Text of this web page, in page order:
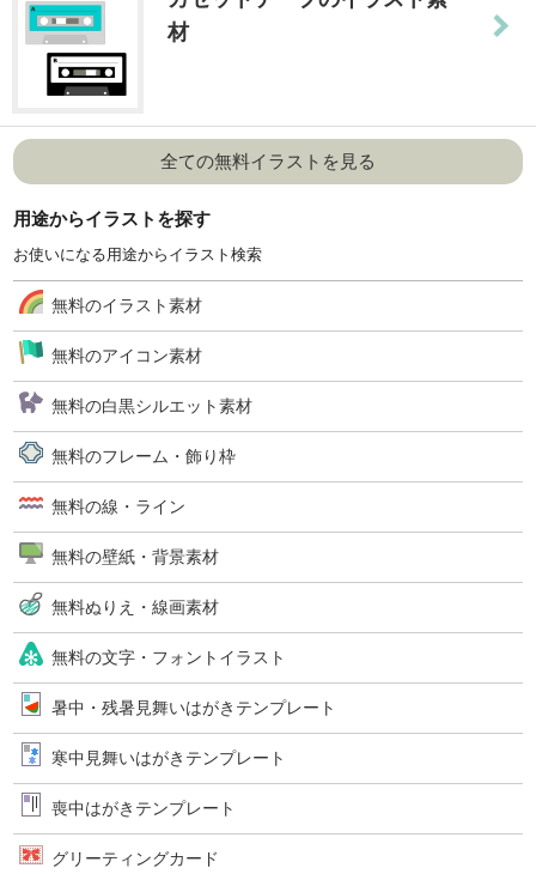
材
全ての無料イラストを見る
用途からイラストを探す
お使いになる用途からイラスト検索
無料のイラスト素材
無料のアイコン素材
無料の白黒シルエット素材
無料のフレーム・飾り枠
無料の線・ライン
無料の壁紙・背景素材
無料ぬりえ・線画素材
無料の文字・フォントイラスト
暑中・残暑見舞いはがきテンプレート
寒中見舞いはがきテンプレート
喪中はがきテンプレート
グリーティングカード